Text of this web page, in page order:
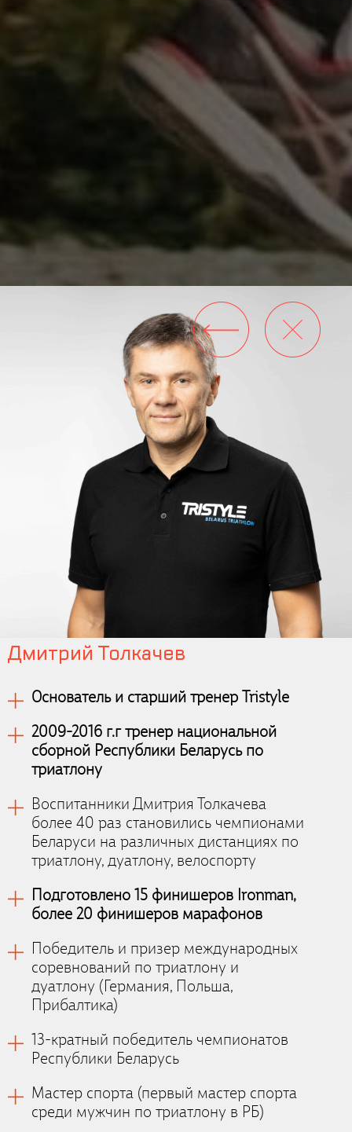
Дмитрий
Мелях
Дмитрий Толкачев
Основатель и старший тренер Tristyle
2009-2016 г.г тренер национальной
сборной Республики Беларусь по
триатлону
Воспитанники Дмитрия Толкачева
более 40 раз становились чемпионами
Беларуси на различных дистанциях по
триатлону, дуатлону, велоспорту
Подготовлено 15 финишеров Ironman,
более 20 финишеров марафонов
Победитель и призер международных
соревнований по триатлону и
дуатлону (Германия, Польша,
Прибалтика)
13-кратный победитель чемпионатов
Республики Беларусь
Мастер спорта (первый мастер спорта
среди мужчин по триатлону в РБ)